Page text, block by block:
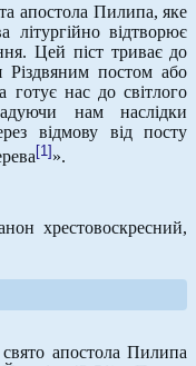
апостола Пилипа, яке
відтворює
Цей піст триває до
Різдвяним постом або
нас до світлого
нам наслідки
відмову від посту
[1] ».
хрестовоскресний,
апостола Пилипа